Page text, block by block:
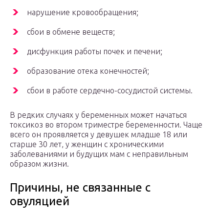
нарушение кровообращения;
сбои в обмене веществ;
дисфункция работы почек и печени;
образование отека конечностей;
сбои в работе сердечно-сосудистой системы.
В редких случаях у беременных может начаться
токсикоз во втором триместре беременности. Чаще
всего он проявляется у девушек младше 18 или
старше 30 лет, у женщин с хроническими
заболеваниями и будущих мам с неправильным
образом жизни.
Причины, не связанные с
овуляцией